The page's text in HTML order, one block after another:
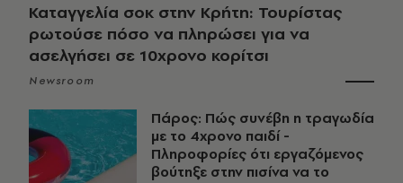
Καταγγελία σοκ στην Κρήτη: Τουρίστας
ρωτούσε πόσο να πληρώσει για να
ασελγήσει σε 10χρονο κορίτσι
Newsroom
Πάρος: Πώς συνέβη η τραγωδία
με το 4χρονο παιδί -
Πληροφορίες ότι εργαζόμενος
βούτηξε στην πισίνα να το